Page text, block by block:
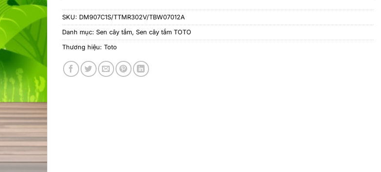
SKU: DM907C1S/TTMR302V/TBW07012A
Danh mục: Sen cây tắm, Sen cây tắm TOTO
Thương hiệu: Toto